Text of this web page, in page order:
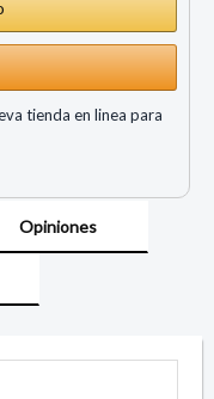
tienda en linea para
Opiniones